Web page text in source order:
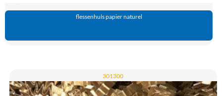
flessenhuls papier naturel
301300